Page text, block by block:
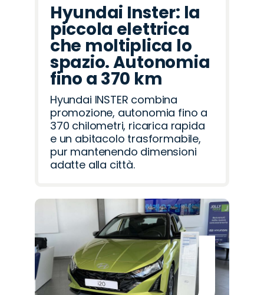
Hyundai Inster: la
piccola elettrica
che moltiplica lo
spazio. Autonomia
fino a 370 km
Hyundai INSTER combina
promozione, autonomia fino a
370 chilometri, ricarica rapida
e un abitacolo trasformabile,
pur mantenendo dimensioni
adatte alla città.